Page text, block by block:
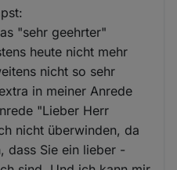
"sehr geehrter"
heute nicht mehr
nicht so sehr
in meiner Anrede
"Lieber Herr
nicht überwinden, da
dass Sie ein lieber -